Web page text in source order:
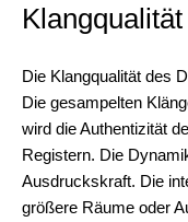
Klangqualität
Die Klangqualität des
Die gesampelten
wird die Authentizität
Registern. Die
Ausdruckskraft. Die
größere Räume oder